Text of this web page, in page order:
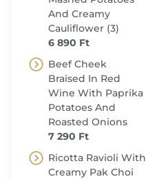
And Creamy
Cauliflower (3)
6 890 Ft
Beef Cheek
Braised In Red
Wine With Paprika
Potatoes And
Roasted Onions
7 290 Ft
Ricotta Ravioli With
Creamy Pak Choi